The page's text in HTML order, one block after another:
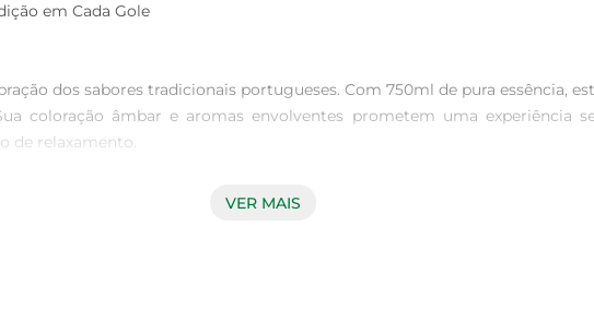
em Cada Gole
dos sabores tradicionais portugueses. Com 750ml de pura essência,
coloração âmbar e aromas envolventes prometem uma experiência
de relaxamento.
VER MAIS